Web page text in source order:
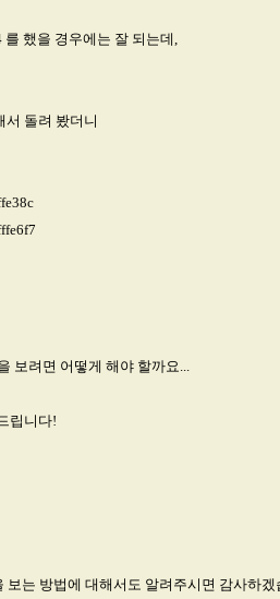
했을 경우에는 잘 되는데,
서 돌려 봤더니
보려면 어떻게 해야 할까요...
립니다!
보는 방법에 대해서도 알려주시면 감사하겠